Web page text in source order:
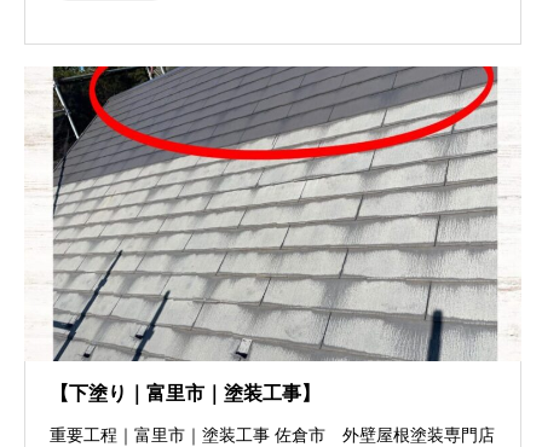
【下塗り｜富里市｜塗装工事】
重要工程｜富里市｜塗装工事 佐倉市 外壁屋根塗装専門店